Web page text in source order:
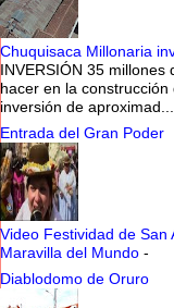
Chuquisaca Millonaria
INVERSIÓN 35
hacer en la
inversión de aproximad...
Entrada del Gran Poder
Video Festividad de San
Maravilla del Mundo -
Diablodomo de Oruro